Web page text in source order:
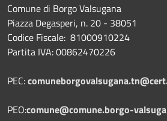
Comune di Borgo Valsugana
Piazza Degasperi, n. 20 - 38051
Codice Fiscale: 81000910224
Partita IVA: 00862470226
PEC:
PEO:comune@comune.borgo-